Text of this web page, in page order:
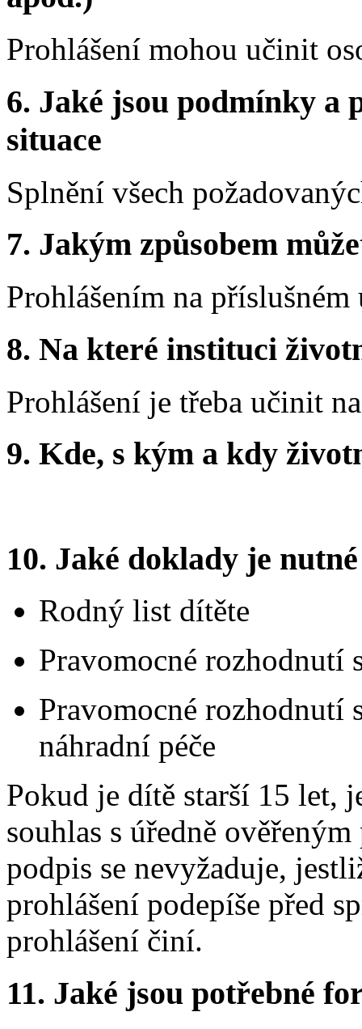
Prohlášení mohou učinit
6. Jaké jsou podmínky a
situace
Splnění všech
7. Jakým způsobem
Prohlášením na příslušném
8. Na které instituci
Prohlášení je třeba učinit
9. Kde, s kým a kdy
10. Jaké doklady je
Rodný list dítěte
Pravomocné rozhodnutí
Pravomocné rozhodnutí
náhradní péče
Pokud je dítě starší 15 let,
souhlas s úředně
podpis se nevyžaduje,
prohlášení podepíše před
prohlášení činí.
11. Jaké jsou potřebné